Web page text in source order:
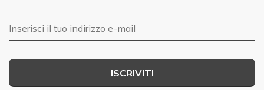
E-mail
ISCRIVITI